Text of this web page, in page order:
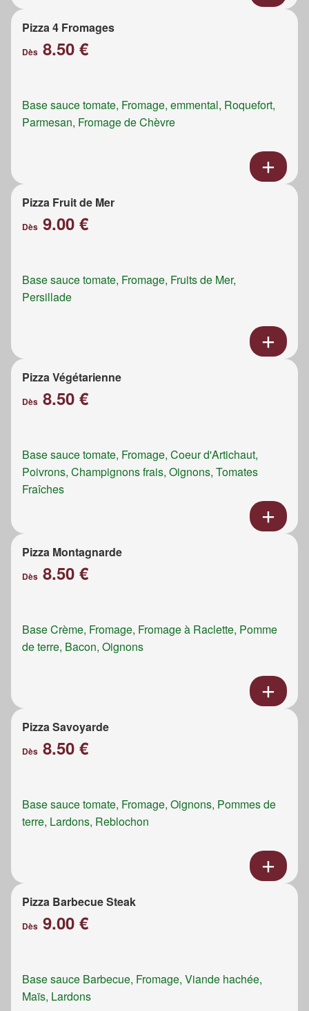
Pizza 4 Fromages
Dès 8.50 €
Base sauce tomate, Fromage, emmental, Roquefort,
Parmesan, Fromage de Chèvre
Pizza Fruit de Mer
Dès 9.00 €
Base sauce tomate, Fromage, Fruits de Mer,
Persillade
Pizza Végétarienne
Dès 8.50 €
Base sauce tomate, Fromage, Coeur d'Artichaut,
Poivrons, Champignons frais, Oignons, Tomates
Fraîches
Pizza Montagnarde
Dès 8.50 €
Base Crème, Fromage, Fromage à Raclette, Pomme
de terre, Bacon, Oignons
Pizza Savoyarde
Dès 8.50 €
Base sauce tomate, Fromage, Oignons, Pommes de
terre, Lardons, Reblochon
Pizza Barbecue Steak
Dès 9.00 €
Base sauce Barbecue, Fromage, Viande hachée,
Maïs, Lardons